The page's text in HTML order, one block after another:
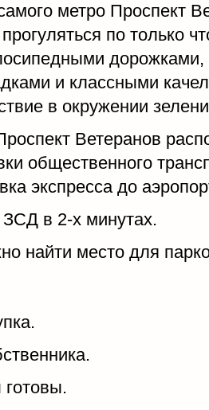
метро Проспект
по только
и классными
в окружении
Ветеранов
общественного
экспресса до
в 2-х минутах.
найти место для